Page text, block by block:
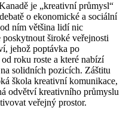
je „kreativní průmysl“
o ekonomické a sociální
ním většina lidí nic
široké veřejnosti
jehož poptávka po
roku roste a které nabízí
solidních pozicích. Záštitu
škola kreativní komunikace,
odvětví kreativního průmyslu
veřejný prostor.